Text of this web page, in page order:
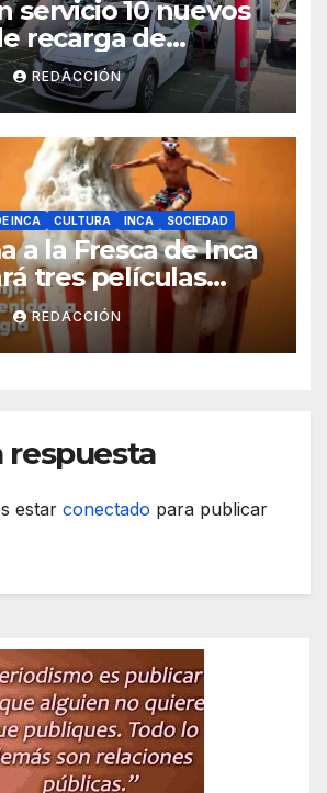
servicio 10 nuevos
recarga de
eléctricos en el
Inca
REDACCIÓN
INCA CULTURA INCA SOCIEDAD
a la Fresca de Inca
tres películas
en la plaza de toros
REDACCIÓN
respuesta
estar conectado para publicar